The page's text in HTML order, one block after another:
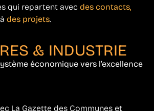
qui repartent avecdes contacts,
des projets.
& INDUSTRIE
économique vers l’excellence
La Gazette des Communes et